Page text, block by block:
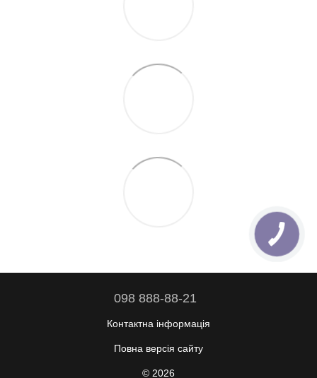
098 888-88-21
Контактна інформація
Повна версія сайту
© 2026